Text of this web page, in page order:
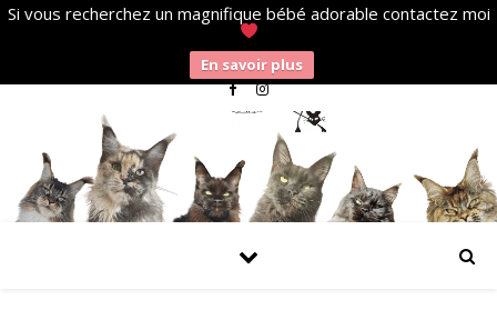
Si vous recherchez un magnifique bébé adorable contactez moi
En savoir plus